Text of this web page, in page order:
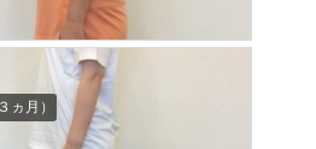
ヵ月）